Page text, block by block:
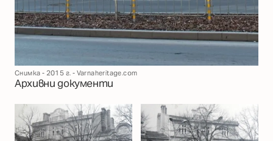
Снимка - 2015 г. - Varnaheritage.com
Архивни документи